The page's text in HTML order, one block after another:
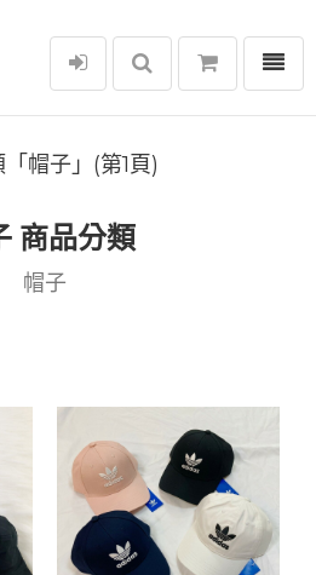
選單
帽子」(第1頁)
商品分類
帽子